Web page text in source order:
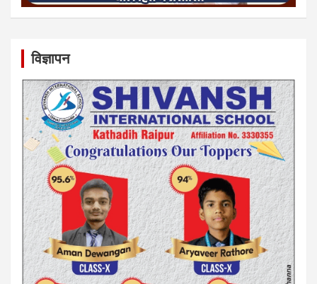
विज्ञापन